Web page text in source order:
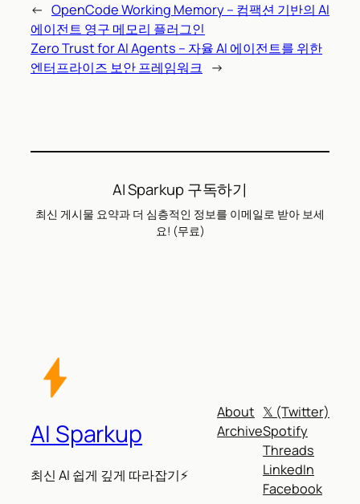
← OpenCode Working Memory – 컴팩션 기반의 AI
에이전트 영구 메모리 플러그인
Zero Trust for AI Agents – 자율 AI 에이전트를 위한
엔터프라이즈 보안 프레임워크 →
AI Sparkup 구독하기
최신 게시물 요약과 더 심층적인 정보를 이메일로 받아 보세
요! (무료)
AI Sparkup
최신 AI 쉽게 깊게 따라잡기⚡
About
Archive
𝕏 (Twitter)
Spotify
Threads
LinkedIn
Facebook